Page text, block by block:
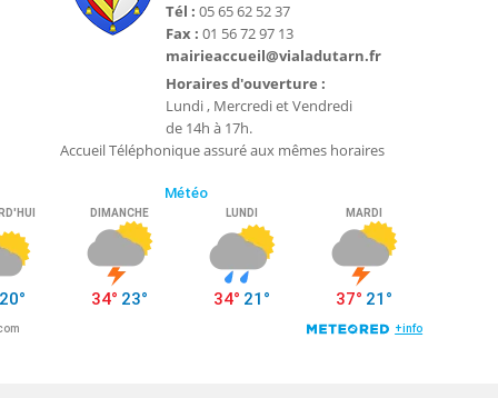
Tél : 05 65 62 52 37
Fax : 01 56 72 97 13
mairieaccueil@vialadutarn.fr
Horaires d'ouverture :
Lundi , Mercredi et Vendredi
de 14h à 17h.
Accueil Téléphonique assuré aux mêmes horaires